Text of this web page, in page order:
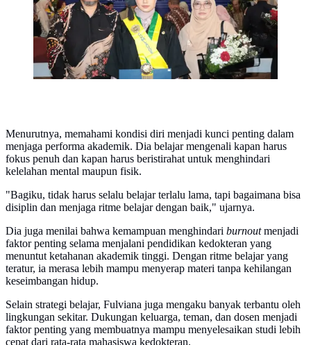
Menurutnya, memahami kondisi diri menjadi kunci penting dalam
menjaga performa akademik. Dia belajar mengenali kapan harus
fokus penuh dan kapan harus beristirahat untuk menghindari
kelelahan mental maupun fisik.
"Bagiku, tidak harus selalu belajar terlalu lama, tapi bagaimana bisa
disiplin dan menjaga ritme belajar dengan baik," ujarnya.
Dia juga menilai bahwa kemampuan menghindari burnoutmenjadi
faktor penting selama menjalani pendidikan kedokteran yang
menuntut ketahanan akademik tinggi. Dengan ritme belajar yang
teratur, ia merasa lebih mampu menyerap materi tanpa kehilangan
keseimbangan hidup.
Selain strategi belajar, Fulviana juga mengaku banyak terbantu oleh
lingkungan sekitar. Dukungan keluarga, teman, dan dosen menjadi
faktor penting yang membuatnya mampu menyelesaikan studi lebih
cepat dari rata-rata mahasiswa kedokteran.